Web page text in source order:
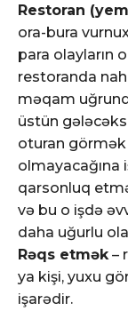
Restoran
ora-bura
para olayların
restoranda
məqam
üstün
oturan görmək
olmayacağına
qarsonluq
və bu o işdə
daha uğurlu
Rəqs etmək –
ya kişi, yuxu
işarədir.